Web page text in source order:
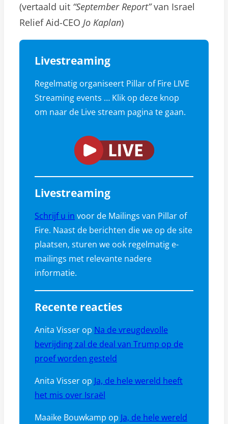
(vertaald uit “September Report”van Israel
Relief Aid-CEO Jo Kaplan)
Livestreaming
Regelmatig organiseert Pillar of Fire LIVE
Streaming events … Klik op deze knop
om naar de Live stream pagina te gaan.
Livestreaming
Schrijf u in voor de Mailings van Pillar of
Fire. Naast de berichten die we op de site
plaatsen, sturen we ook regelmatig e-
mailings met relevante nadere
informatie.
Recente reacties
Anita Visser op Na de vreugdevolle
bevrijding zal de deal van Trump op de
proef worden gesteld
Anita Visser op Ja, de hele wereld heeft
het mis over Israël
Maaike Bouwkamp op Ja, de hele wereld